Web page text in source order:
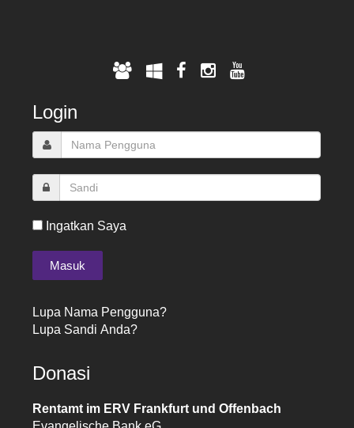
Login
Ingatkan Saya
Lupa Nama Pengguna?
Lupa Sandi Anda?
Donasi
Rentamt im ERV Frankfurt und Offenbach